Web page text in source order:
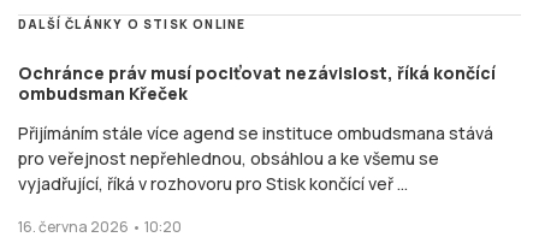
DALŠÍ ČLÁNKY O STISK ONLINE
Ochránce práv musí pociťovat nezávislost, říká končící
ombudsman Křeček
Přijímáním stále více agend se instituce ombudsmana stává
pro veřejnost nepřehlednou, obsáhlou a ke všemu se
vyjadřující, říká v rozhovoru pro Stisk končící veř ...
16. června 2026 • 10:20